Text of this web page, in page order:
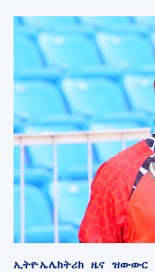
ኢትዮ ኤሌክትሪክ ዜና ዝውውር